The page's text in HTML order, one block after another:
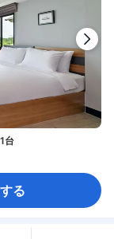
台
る